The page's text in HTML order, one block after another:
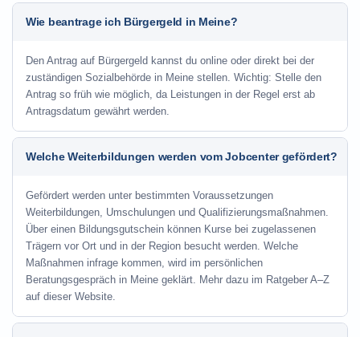
Wie beantrage ich Bürgergeld in Meine?
Den Antrag auf Bürgergeld kannst du online oder direkt bei der
zuständigen Sozialbehörde in Meine stellen. Wichtig: Stelle den
Antrag so früh wie möglich, da Leistungen in der Regel erst ab
Antragsdatum gewährt werden.
Welche Weiterbildungen werden vom Jobcenter gefördert?
Gefördert werden unter bestimmten Voraussetzungen
Weiterbildungen, Umschulungen und Qualifizierungsmaßnahmen.
Über einen Bildungsgutschein können Kurse bei zugelassenen
Trägern vor Ort und in der Region besucht werden. Welche
Maßnahmen infrage kommen, wird im persönlichen
Beratungsgespräch in Meine geklärt. Mehr dazu im Ratgeber A–Z
auf dieser Website.